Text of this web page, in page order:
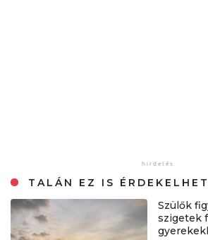
TALÁN EZ IS ÉRDEKELHET
Szülők
szigetek